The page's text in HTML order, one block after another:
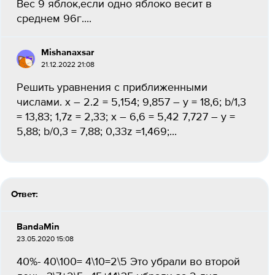
Вес 9 яблок,если одно яблоко весит в
среднем 96г....
Mishanaxsar
21.12.2022 21:08
Решить уравнения с приближенными
числами. х – 2.2 = 5,154; 9,857 – у = 18,6; b/1,3
= 13,83; 1,7z = 2,33; x – 6,6 = 5,42 7,727 – y =
5,88; b/0,3 = 7,88; 0,33z =1,469;...
Ответ:
BandaMin
23.05.2020 15:08
40%- 40\100= 4\10=2\5 Это убрали во второй